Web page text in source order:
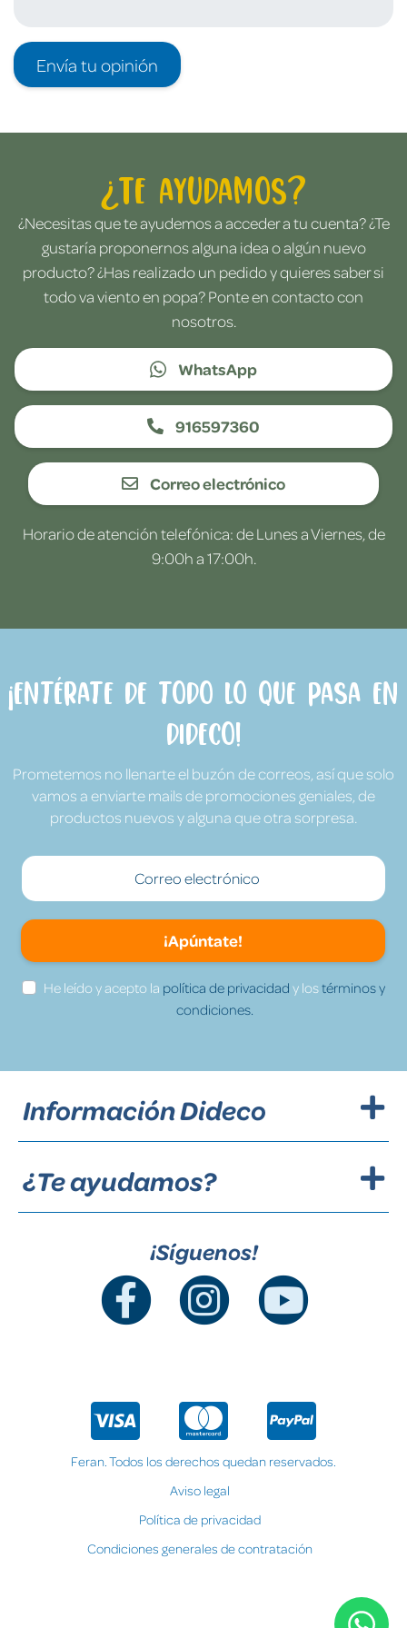
Envía tu opinión
¿Te ayudamos?
¿Necesitas que te ayudemos a acceder a tu cuenta? ¿Te
gustaría proponernos alguna idea o algún nuevo
producto? ¿Has realizado un pedido y quieres saber si
todo va viento en popa? Ponte en contacto con
nosotros.
WhatsApp
916597360
Correo electrónico
Horario de atención telefónica: de Lunes a Viernes, de
9:00h a 17:00h.
¡Entérate de todo lo que pasa en
Dideco!
Prometemos no llenarte el buzón de correos, así que solo
vamos a enviarte mails de promociones geniales, de
productos nuevos y alguna que otra sorpresa.
¡Apúntate!
He leído y acepto la política de privacidad y lostérminos y
condiciones.
Información Dideco
¿Te ayudamos?
¡Síguenos!
Feran. Todos los derechos quedan reservados.
Aviso legal
Política de privacidad
Condiciones generales de contratación